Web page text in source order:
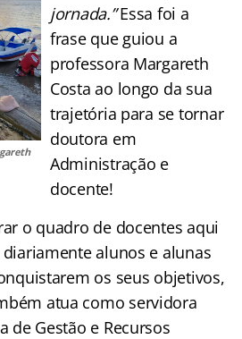
jornada.”Essa foi a
frase que guiou a
professora Margareth
Costa ao longo da sua
trajetória para se tornar
doutora em
Administração e
docente!
o quadro de docentes aqui
alunos e alunas
os seus objetivos,
atua como servidora
de Gestão e Recursos